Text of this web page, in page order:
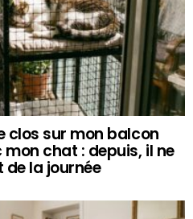
clos sur mon balcon
chat : depuis, il ne
la journée